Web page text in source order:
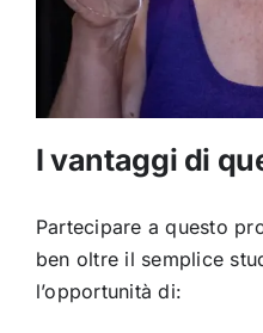
I vantaggi di
Partecipare a questo
ben oltre il semplice
l’opportunità di: